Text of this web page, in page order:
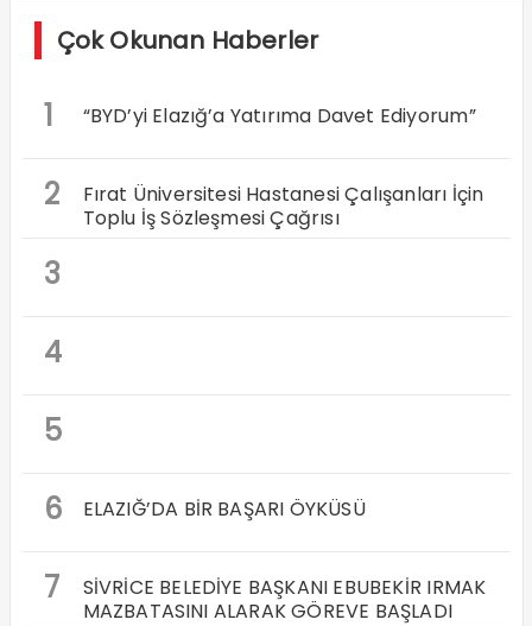
Çok Okunan Haberler
1 “BYD’yi Elazığ’a Yatırıma Davet Ediyorum”
2
Fırat Üniversitesi Hastanesi Çalışanları İçin
Toplu İş Sözleşmesi Çağrısı
3
4
5
6
ELAZIĞ’DA BİR BAŞARI ÖYKÜSÜ
7
SİVRİCE BELEDİYE BAŞKANI EBUBEKİR IRMAK
MAZBATASINI ALARAK GÖREVE BAŞLADI